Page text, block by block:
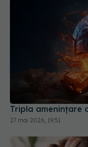
Tripla amenințare
27 mai 2026, 19:51